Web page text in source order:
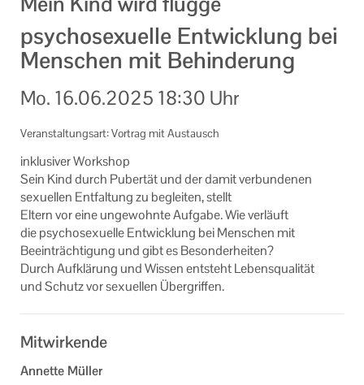
psychosexuelle Entwicklung bei
Menschen mit Behinderung
Mo. 16.06.2025 18:30 Uhr
Veranstaltungsart: Vortrag mit Austausch
in­klu­si­ver Work­shop
Sein Kind durch Pu­ber­tät und der damit ver­bun­de­nen
se­xu­el­len Ent­fal­tung zu be­glei­ten, stellt
El­tern vor eine un­ge­wohn­te Auf­ga­be. Wie ver­läuft
die psy­cho­sexu­el­le Ent­wick­lung bei Men­schen mit
Be­ein­träch­ti­gung und gibt es Be­son­der­hei­ten?
Durch Auf­klä­rung und Wis­sen ent­steht Le­bens­qua­li­tät
und Schutz vor se­xu­el­len Über­grif­fen.
Mitwirkende
Annette Müller
Onlinekursangebote
Sport und Gymnastik
Machen Sie mit!
Ihr Kontakt zu uns
Impressum
Datenschutzerklärung